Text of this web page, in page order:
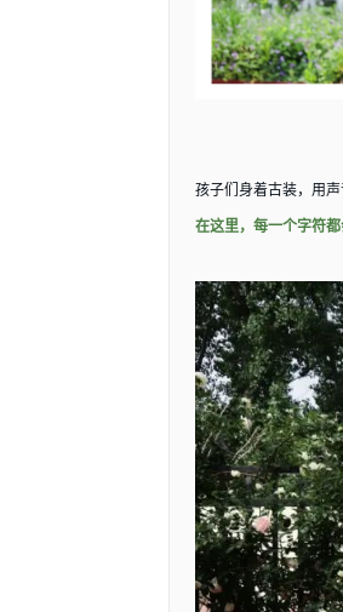
孩子们身着古装，用
在这里，每一个字符